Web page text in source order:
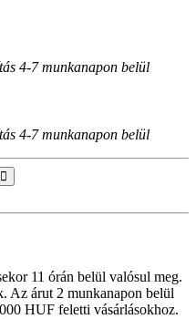
4-7 munkanapon belül
4-7 munkanapon belül
11 órán belül valósul meg.
Az árut 2 munkanapon belül
HUF feletti vásárlásokhoz.